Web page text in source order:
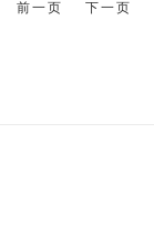
前一页 下一页